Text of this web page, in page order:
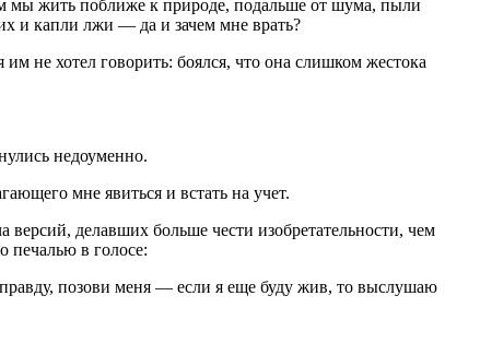
мы жить поближе к природе, подальше от шума, пыли
и капли лжи — да и зачем мне врать?
им не хотел говорить: боялся, что она слишком жестока
недоуменно.
мне явиться и встать на учет.
версий, делавших больше чести изобретательности, чем
печалью в голосе:
позови меня — если я еще буду жив, то выслушаю